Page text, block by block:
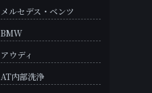
メルセデス・ベンツ
BMW
アウディ
AT内部洗浄